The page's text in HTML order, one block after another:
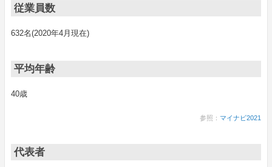
従業員数
632名(2020年4月現在)
平均年齢
40歳
参照： マイナビ2021
代表者